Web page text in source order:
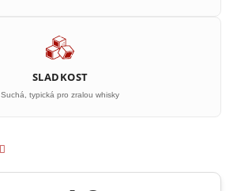
SLADKOST
Suchá, typická pro zralou whisky